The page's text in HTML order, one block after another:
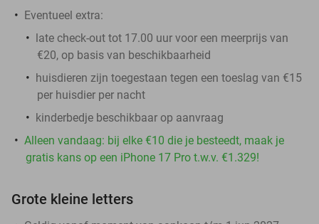
Eventueel extra:
late check-out tot 17.00 uur voor een meerprijs van
€20, op basis van beschikbaarheid
huisdieren zijn toegestaan tegen een toeslag van €15
per huisdier per nacht
kinderbedje beschikbaar op aanvraag
Alleen vandaag: bij elke €10 die je besteedt, maak je
gratis kans op een iPhone 17 Pro t.w.v. €1.329!
Grote kleine letters